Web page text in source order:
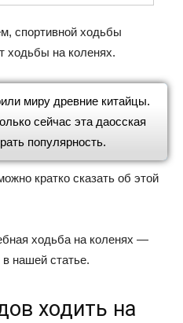
спортивной ходьбы
ходьбы на коленях.
миру древние китайцы.
сейчас эта даосская
популярность.
кратко сказать об этой
ходьба на коленях —
нашей статье.
ходить на